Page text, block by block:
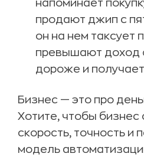
напоминает
продают джип с
он на нем таксует
превышают доход
дороже и получает
Бизнес — это про
Хотите, чтобы бизнес
скорость, точность и
модель